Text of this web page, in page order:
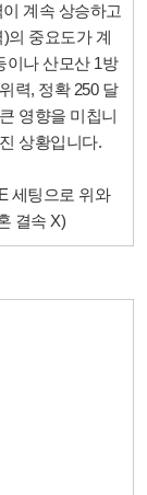
계속 상승하고
의 중요도가 계
이나 산모산 1방
력, 정확 250 달
영향을 미칩니
상황입니다.
세팅으로 위와
결속 X)